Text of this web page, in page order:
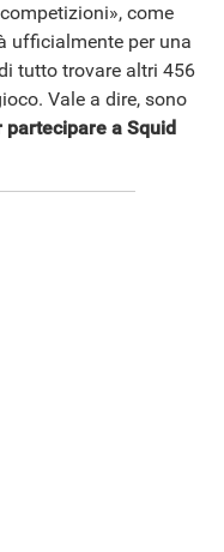
come
ufficialmente per una
tutto trovare altri 456
Vale a dire, sono
a Squid